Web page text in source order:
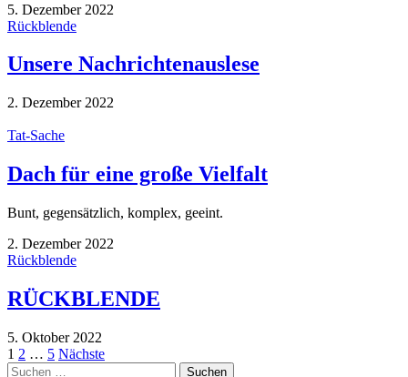
5. Dezember 2022
Rückblende
Unsere Nachrichtenauslese
2. Dezember 2022
Tat-Sache
Dach für eine große Vielfalt
Bunt, gegensätzlich, komplex, geeint.
2. Dezember 2022
Rückblende
RÜCKBLENDE
5. Oktober 2022
Seitennummerierung
1 2 … 5 Nächste
Suchen